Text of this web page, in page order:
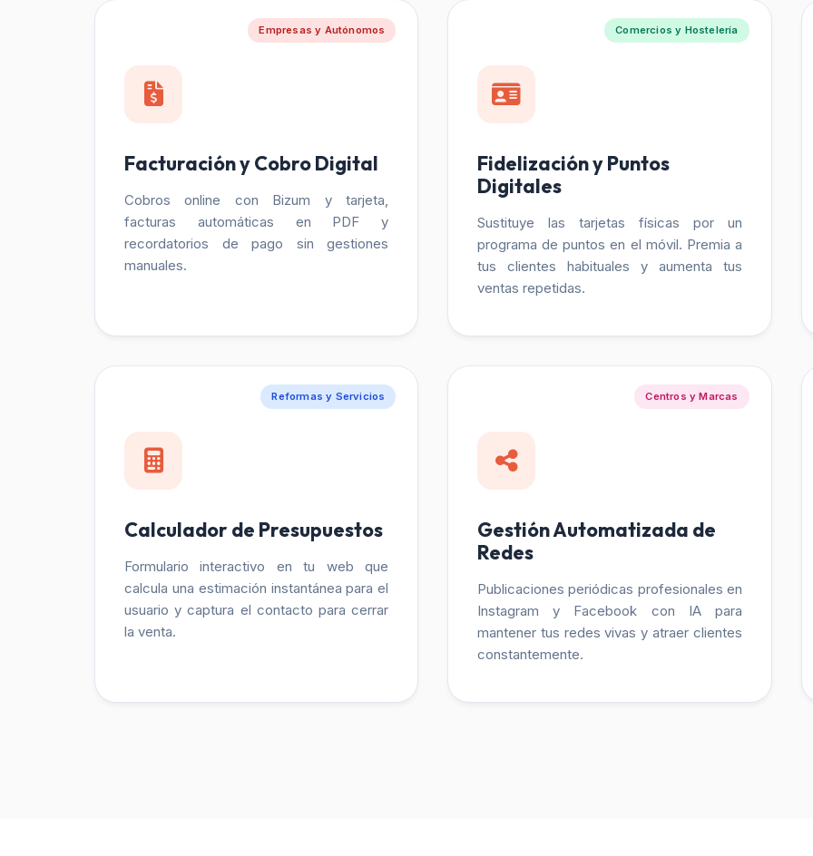
Empresas y Autónomos
Facturación y Cobro Digital
Cobros online con Bizum y tarjeta,
facturas automáticas en PDF y
recordatorios de pago sin gestiones
manuales.
Comercios y Hostelería
Fidelización y Puntos
Digitales
Sustituye las tarjetas físicas por un
programa de puntos en el móvil. Premia a
tus clientes habituales y aumenta tus
ventas repetidas.
Reformas y Servicios
Calculador de Presupuestos
Formulario interactivo en tu web que
calcula una estimación instantánea para el
usuario y captura el contacto para cerrar
la venta.
Centros y Marcas
Gestión Automatizada de
Redes
Publicaciones periódicas profesionales en
Instagram y Facebook con IA para
mantener tus redes vivas y atraer clientes
constantemente.